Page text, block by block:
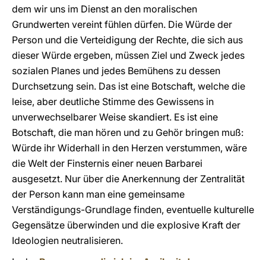
dem wir uns im Dienst an den moralischen
Grundwerten vereint fühlen dürfen. Die Würde der
Person und die Verteidigung der Rechte, die sich aus
dieser Würde ergeben, müssen Ziel und Zweck jedes
sozialen Planes und jedes Bemühens zu dessen
Durchsetzung sein. Das ist eine Botschaft, welche die
leise, aber deutliche Stimme des Gewissens in
unverwechselbarer Weise skandiert. Es ist eine
Botschaft, die man hören und zu Gehör bringen muß:
Würde ihr Widerhall in den Herzen verstummen, wäre
die Welt der Finsternis einer neuen Barbarei
ausgesetzt. Nur über die Anerkennung der Zentralität
der Person kann man eine gemeinsame
Verständigungs-Grundlage finden, eventuelle kulturelle
Gegensätze überwinden und die explosive Kraft der
Ideologien neutralisieren.